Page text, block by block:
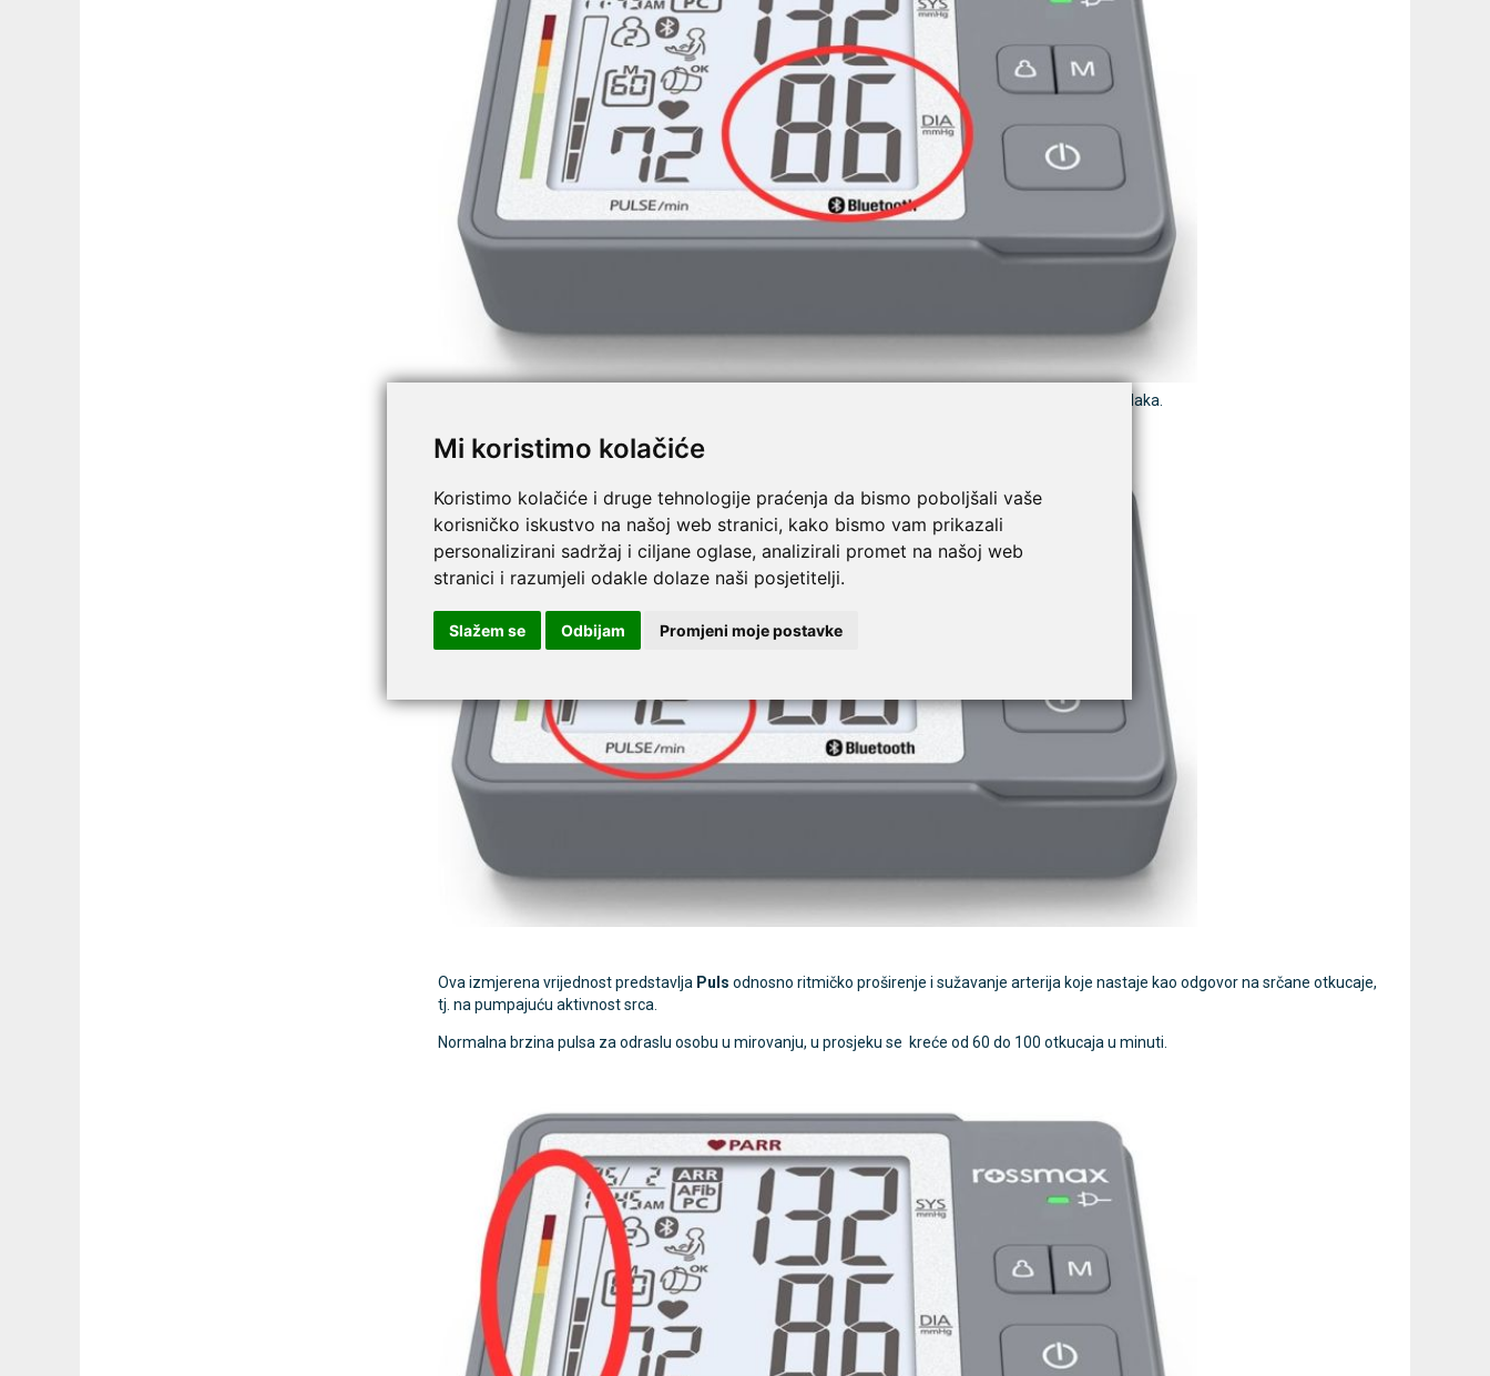
Mi koristimo kolačiće
Koristimo kolačiće i druge tehnologije praćenja da bismo poboljšali vaše
korisničko iskustvo na našoj web stranici, kako bismo vam prikazali
personalizirani sadržaj i ciljane oglase, analizirali promet na našoj web
stranici i razumjeli odakle dolaze naši posjetitelji.
Slažem se Odbijam Promjeni moje postavke
odnosno donje vrijednosti mjerenja krvnog tlaka.
Ova izmjerena vrijednost predstavlja Puls odnosno ritmičko proširenje i sužavanje arterija koje nastaje kao odgovor na srčane otkucaje,
tj. na pumpajuću aktivnost srca.
Normalna brzina pulsa za odraslu osobu u mirovanju, u prosjeku se kreće od 60 do 100 otkucaja u minuti.